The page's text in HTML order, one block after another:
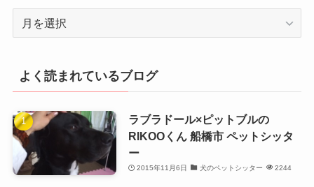
よく読まれているブログ
ラブラドール×ピットブルの
RIKOOくん 船橋市 ペットシッタ
ー
2015年11月6日 犬のペットシッター 2244